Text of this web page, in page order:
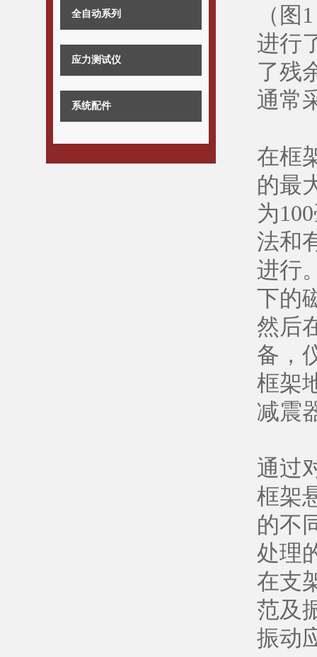
全自动系列
应力测试仪
系统配件
（
进行
了残
通常
在框
的最
为
法和
进行
下的
然后
备，
框架
减震
通过
框架
的不
处理
在支
范及
振动